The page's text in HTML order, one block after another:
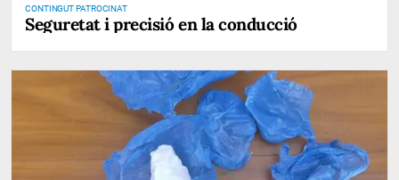
CONTINGUT PATROCINAT
Seguretat i precisió en la conducció